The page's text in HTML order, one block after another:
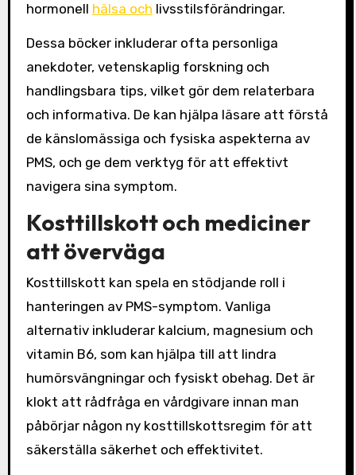
hormonell hälsa och livsstilsförändringar.
Dessa böcker inkluderar ofta personliga
anekdoter, vetenskaplig forskning och
handlingsbara tips, vilket gör dem relaterbara
och informativa. De kan hjälpa läsare att förstå
de känslomässiga och fysiska aspekterna av
PMS, och ge dem verktyg för att effektivt
navigera sina symptom.
Kosttillskott och mediciner
att överväga
Kosttillskott kan spela en stödjande roll i
hanteringen av PMS-symptom. Vanliga
alternativ inkluderar kalcium, magnesium och
vitamin B6, som kan hjälpa till att lindra
humörsvängningar och fysiskt obehag. Det är
klokt att rådfråga en vårdgivare innan man
påbörjar någon ny kosttillskottsregim för att
säkerställa säkerhet och effektivitet.